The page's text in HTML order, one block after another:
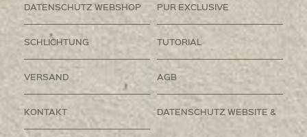
DATENSCHUTZ WEBSHOP PUR EXCLUSIVE
SCHLICHTUNG TUTORIAL
VERSAND AGB
KONTAKT DATENSCHUTZ WEBSITE &